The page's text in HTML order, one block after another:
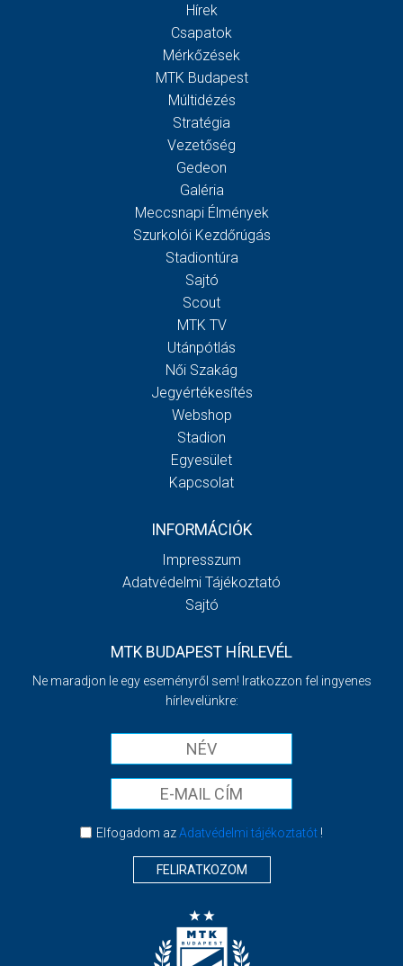
Hírek
Csapatok
Mérkőzések
MTK Budapest
Múltidézés
Stratégia
Vezetőség
Gedeon
Galéria
Meccsnapi Élmények
Szurkolói Kezdőrúgás
Stadiontúra
Sajtó
Scout
MTK TV
Utánpótlás
Női Szakág
Jegyértékesítés
Webshop
Stadion
Egyesület
Kapcsolat
INFORMÁCIÓK
Impresszum
Adatvédelmi Tájékoztató
Sajtó
MTK BUDAPEST HÍRLEVÉL
Ne maradjon le egy eseményről sem! Iratkozzon fel ingyenes
hírlevelünkre:
Elfogadom azAdatvédelmi tájékoztatót!
FELIRATKOZOM